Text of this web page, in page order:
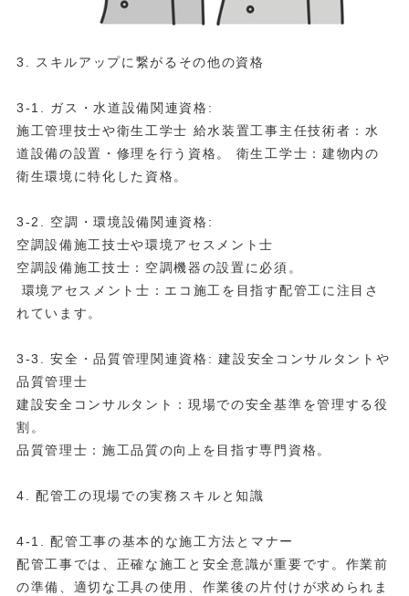
3. スキルアップに繋がるその他の資格
3-1. ガス・水道設備関連資格:
施工管理技士や衛生工学士 給水装置工事主任技術者：水
道設備の設置・修理を行う資格。 衛生工学士：建物内の
衛生環境に特化した資格。
3-2. 空調・環境設備関連資格:
空調設備施工技士や環境アセスメント士
空調設備施工技士：空調機器の設置に必須。
環境アセスメント士：エコ施工を目指す配管工に注目さ
れています。
3-3. 安全・品質管理関連資格: 建設安全コンサルタントや
品質管理士
建設安全コンサルタント：現場での安全基準を管理する役
割。
品質管理士：施工品質の向上を目指す専門資格。
4. 配管工の現場での実務スキルと知識
4-1. 配管工事の基本的な施工方法とマナー
配管工事では、正確な施工と安全意識が重要です。作業前
の準備、適切な工具の使用、作業後の片付けが求められま